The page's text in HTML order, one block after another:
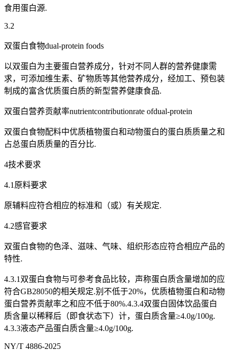
食用蛋白源.
3.2
双蛋白食物dual-protein foods
以双蛋白为主要蛋白营养成分，针对不同人群的营养健康需
求，可添加维生素、矿物质等其他营养成分，经加工、预包装
制成的富含优质蛋白质的新型营养健康食品.
双蛋白营养贡献率nutrientcontributionrate ofdual-protein
双蛋白食物配料中优质植物蛋白和动物蛋白的蛋白质质量之和
占总蛋白质质量的百分比.
4技术要求
4.1原料要求
原辅料应符合相应的标准和（或）有关规定.
4.2感官要求
双蛋白食物的色泽、滋味、气味、组织形态应符合相应产品的
特性.
4.3.1双蛋白食物与可参考食品比较，声称蛋白质含量增加的应
符合GB28050的相关规定.别不低于20%，优质植物蛋白和动物
蛋白营养贡献率之和应不低于80%.4.3.4双蛋白固体饮品蛋白
质含量以稀释后（即食状态下）计，蛋白质含量≥4.0g/100g.
4.3.3液态产品蛋白质含量≥4.0g/100g.
NY/T 4886-2025